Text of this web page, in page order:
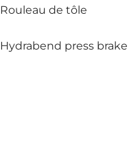
Rouleau de tôle
Hydrabend press brake